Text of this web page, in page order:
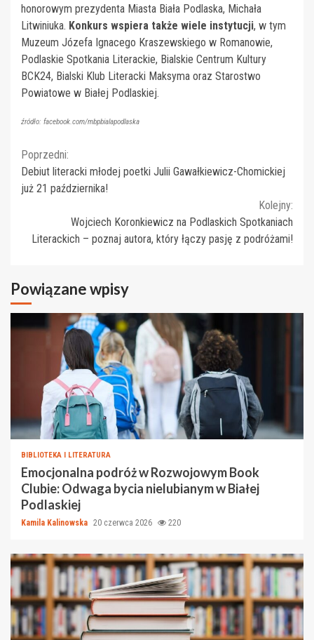
honorowym prezydenta Miasta Biała Podlaska, Michała
Litwiniuka. Konkurs wspiera także wiele instytucji, w tym
Muzeum Józefa Ignacego Kraszewskiego w Romanowie,
Podlaskie Spotkania Literackie, Bialskie Centrum Kultury
BCK24, Bialski Klub Literacki Maksyma oraz Starostwo
Powiatowe w Białej Podlaskiej.
źródło: facebook.com/mbpbialapodlaska
Continue
Reading
Poprzedni:
Debiut literacki młodej poetki Julii Gawałkiewicz-Chomickiej
już 21 października!
Kolejny:
Wojciech Koronkiewicz na Podlaskich Spotkaniach
Literackich – poznaj autora, który łączy pasję z podróżami!
Powiązane wpisy
BIBLIOTEKA I LITERATURA
Emocjonalna podróż w Rozwojowym Book
Clubie: Odwaga bycia nielubianym w Białej
Podlaskiej
Kamila Kalinowska 20 czerwca 2026 220